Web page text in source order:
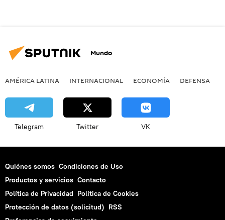
Mundo
AMÉRICA LATINA INTERNACIONAL ECONOMÍA DEFENSA
Telegram Twitter VK
Quiénes somos Condiciones de Uso
Productos y servicios Contacto
Política de Privacidad Politica de Cookies
Protección de datos (solicitud) RSS